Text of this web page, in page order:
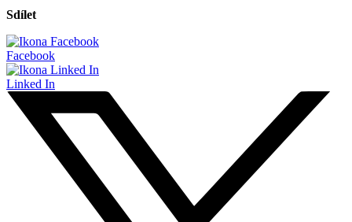
Sdílet
Facebook
Linked In